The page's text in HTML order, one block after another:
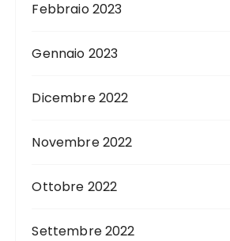
Febbraio 2023
Gennaio 2023
Dicembre 2022
Novembre 2022
Ottobre 2022
Settembre 2022